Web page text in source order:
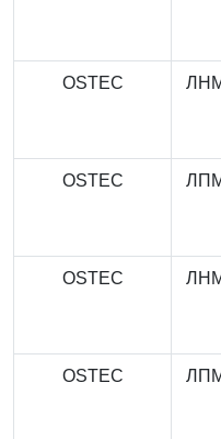
OSTEC
OSTEC
OSTEC
OSTEC